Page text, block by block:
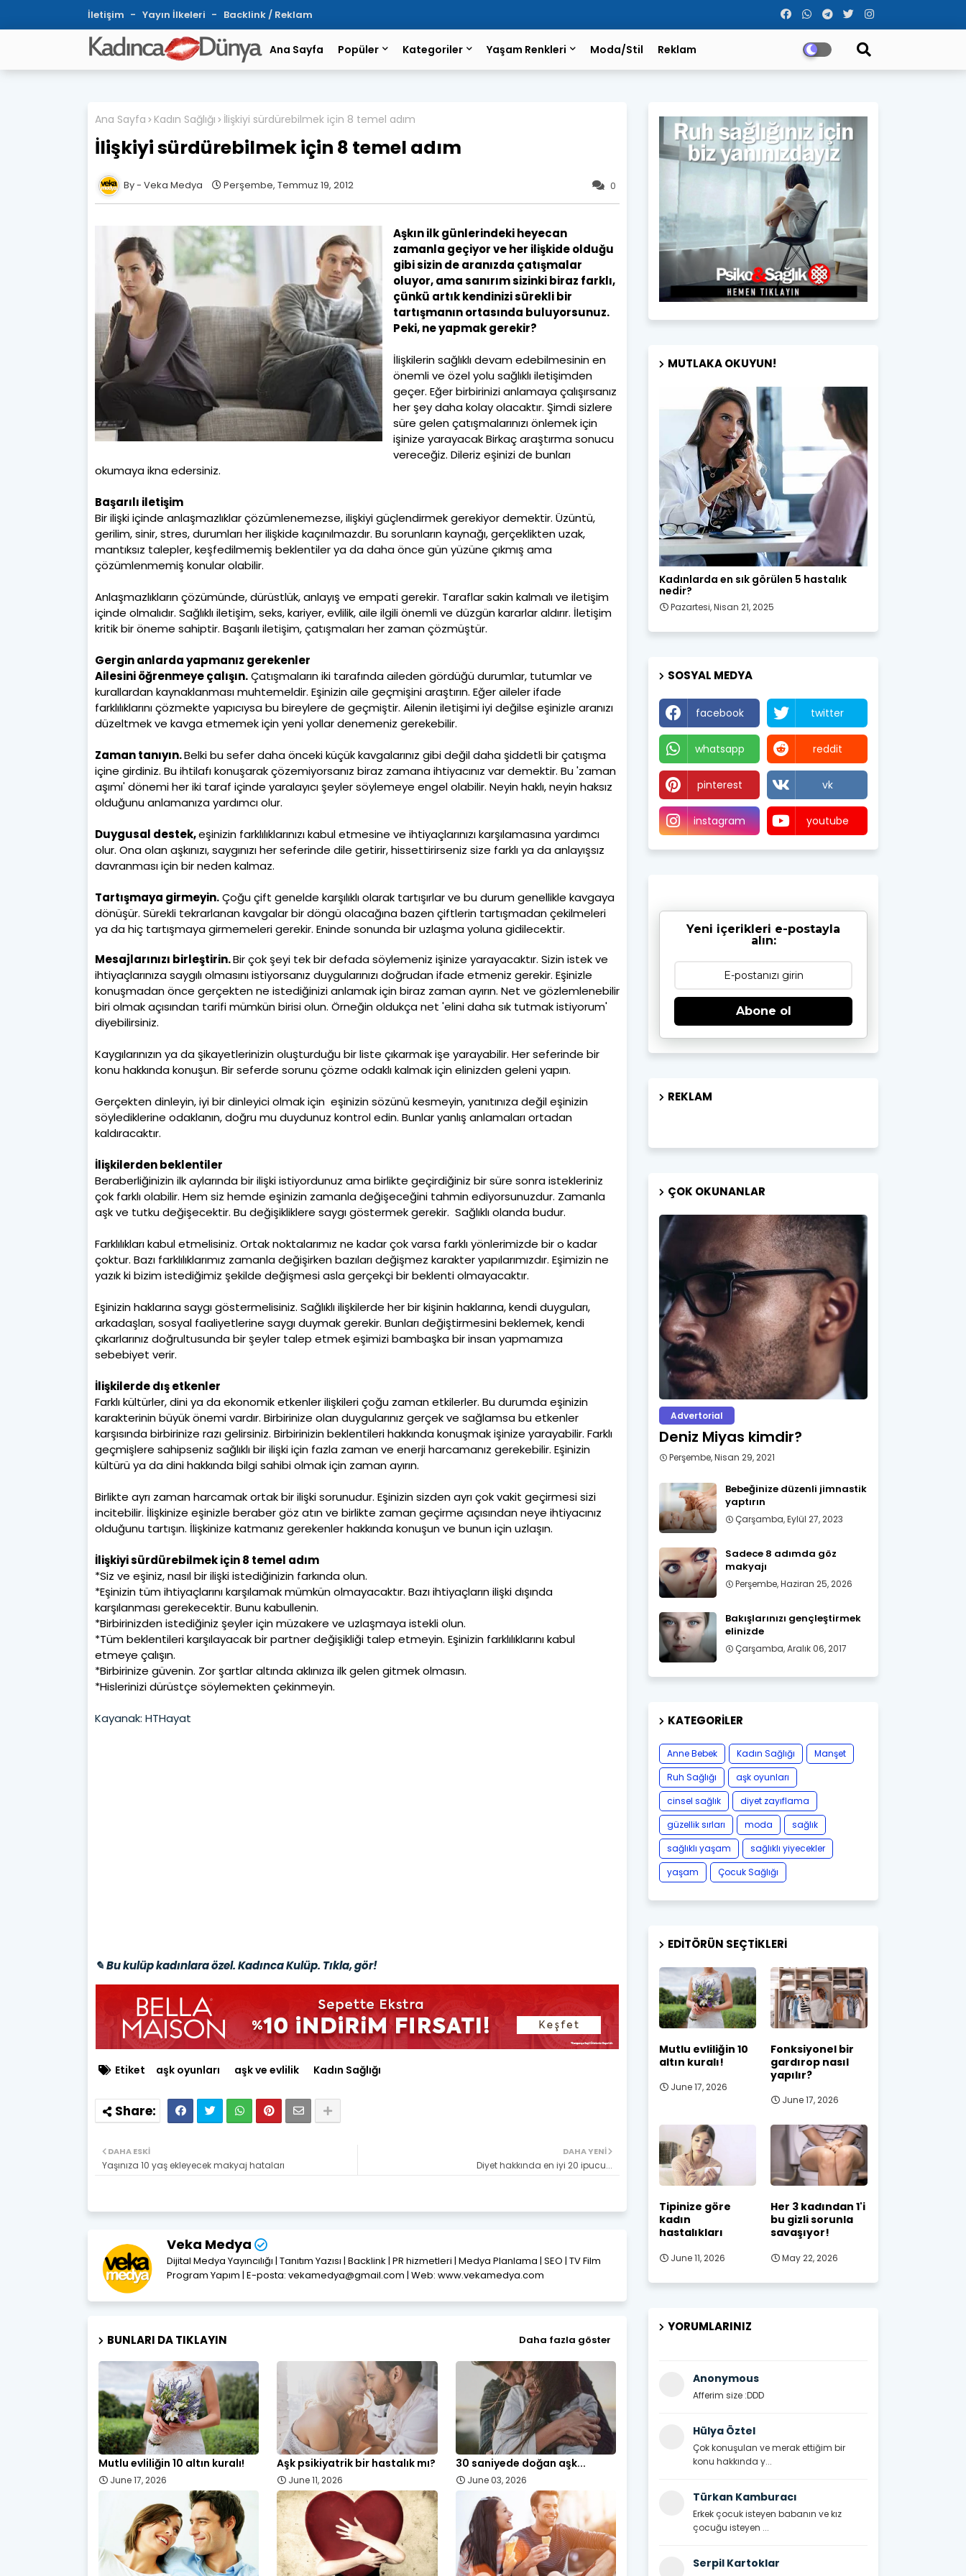
İletişim Yayın İlkeleri Backlink / Reklam
Ana Sayfa Popüler Kategoriler Yaşam Renkleri Moda/Stil Reklam
Ana Sayfa Kadın Sağlığı İlişkiyi sürdürebilmek için 8 temel adım
İlişkiyi sürdürebilmek için 8 temel adım
0
Veka Medya Perşembe, Temmuz 19, 2012
Aşkın ilk günlerindeki heyecan
zamanla geçiyor ve her ilişkide olduğu
gibi sizin de aranızda çatışmalar
oluyor, ama sanırım sizinki biraz farklı,
çünkü artık kendinizi sürekli bir
tartışmanın ortasında buluyorsunuz.
Peki, ne yapmak gerekir?
İlişkilerin sağlıklı devam edebilmesinin en
önemli ve özel yolu sağlıklı iletişimden
geçer. Eğer birbirinizi anlamaya çalışırsanız
her şey daha kolay olacaktır. Şimdi sizlere
süre gelen çatışmalarınızı önlemek için
işinize yarayacak Birkaç araştırma sonucu
vereceğiz. Dileriz eşinizi de bunları
okumaya ikna edersiniz.
Başarılı iletişim
Bir ilişki içinde anlaşmazlıklar çözümlenemezse, ilişkiyi güçlendirmek gerekiyor demektir. Üzüntü,
gerilim, sinir, stres, durumları her ilişkide kaçınılmazdır. Bu sorunların kaynağı, gerçeklikten uzak,
mantıksız talepler, keşfedilmemiş beklentiler ya da daha önce gün yüzüne çıkmış ama
çözümlenmemiş konular olabilir.
Anlaşmazlıkların çözümünde, dürüstlük, anlayış ve empati gerekir. Taraflar sakin kalmalı ve iletişim
içinde olmalıdır. Sağlıklı iletişim, seks, kariyer, evlilik, aile ilgili önemli ve düzgün kararlar aldırır. İletişim
kritik bir öneme sahiptir. Başarılı iletişim, çatışmaları her zaman çözmüştür.
Gergin anlarda yapmanız gerekenler
Ailesini öğrenmeye çalışın.Çatışmaların iki tarafında aileden gördüğü durumlar, tutumlar ve
kurallardan kaynaklanması muhtemeldir. Eşinizin aile geçmişini araştırın. Eğer aileler ifade
farklılıklarını çözmekte yapıcıysa bu bireylere de geçmiştir. Ailenin iletişimi iyi değilse eşinizle aranızı
düzeltmek ve kavga etmemek için yeni yollar denemeniz gerekebilir.
Zaman tanıyın.Belki bu sefer daha önceki küçük kavgalarınız gibi değil daha şiddetli bir çatışma
içine girdiniz. Bu ihtilafı konuşarak çözemiyorsanız biraz zamana ihtiyacınız var demektir. Bu 'zaman
aşımı' dönemi her iki taraf içinde yaralayıcı şeyler söylemeye engel olabilir. Neyin haklı, neyin haksız
olduğunu anlamanıza yardımcı olur.
Duygusal destek,eşinizin farklılıklarınızı kabul etmesine ve ihtiyaçlarınızı karşılamasına yardımcı
olur. Ona olan aşkınızı, saygınızı her seferinde dile getirir, hissettirirseniz size farklı ya da anlayışsız
davranması için bir neden kalmaz.
Tartışmaya girmeyin.Çoğu çift genelde karşılıklı olarak tartışırlar ve bu durum genellikle kavgaya
dönüşür. Sürekli tekrarlanan kavgalar bir döngü olacağına bazen çiftlerin tartışmadan çekilmeleri
ya da hiç tartışmaya girmemeleri gerekir. Eninde sonunda bir uzlaşma yoluna gidilecektir.
Mesajlarınızı birleştirin.Bir çok şeyi tek bir defada söylemeniz işinize yarayacaktır. Sizin istek ve
ihtiyaçlarınıza saygılı olmasını istiyorsanız duygularınızı doğrudan ifade etmeniz gerekir. Eşinizle
konuşmadan önce gerçekten ne istediğinizi anlamak için biraz zaman ayırın. Net ve gözlemlenebilir
biri olmak açısından tarifi mümkün birisi olun. Örneğin oldukça net 'elini daha sık tutmak istiyorum'
diyebilirsiniz.
Kaygılarınızın ya da şikayetlerinizin oluşturduğu bir liste çıkarmak işe yarayabilir. Her seferinde bir
konu hakkında konuşun. Bir seferde sorunu çözme odaklı kalmak için elinizden geleni yapın.
Gerçekten dinleyin, iyi bir dinleyici olmak için eşinizin sözünü kesmeyin, yanıtınıza değil eşinizin
söylediklerine odaklanın, doğru mu duydunuz kontrol edin. Bunlar yanlış anlamaları ortadan
kaldıracaktır.
İlişkilerden beklentiler
Beraberliğinizin ilk aylarında bir ilişki istiyordunuz ama birlikte geçirdiğiniz bir süre sonra istekleriniz
çok farklı olabilir. Hem siz hemde eşinizin zamanla değişeceğini tahmin ediyorsunuzdur. Zamanla
aşk ve tutku değişecektir. Bu değişikliklere saygı göstermek gerekir. Sağlıklı olanda budur.
Farklılıkları kabul etmelisiniz. Ortak noktalarımız ne kadar çok varsa farklı yönlerimizde bir o kadar
çoktur. Bazı farklılıklarımız zamanla değişirken bazıları değişmez karakter yapılarımızdır. Eşimizin ne
yazık ki bizim istediğimiz şekilde değişmesi asla gerçekçi bir beklenti olmayacaktır.
Eşinizin haklarına saygı göstermelisiniz. Sağlıklı ilişkilerde her bir kişinin haklarına, kendi duyguları,
arkadaşları, sosyal faaliyetlerine saygı duymak gerekir. Bunları değiştirmesini beklemek, kendi
çıkarlarınız doğrultusunda bir şeyler talep etmek eşimizi bambaşka bir insan yapmamıza
sebebiyet verir.
İlişkilerde dış etkenler
Farklı kültürler, dini ya da ekonomik etkenler ilişkileri çoğu zaman etkilerler. Bu durumda eşinizin
karakterinin büyük önemi vardır. Birbirinize olan duygularınız gerçek ve sağlamsa bu etkenler
karşısında birbirinize razı gelirsiniz. Birbirinizin beklentileri hakkında konuşmak işinize yarayabilir. Farklı
geçmişlere sahipseniz sağlıklı bir ilişki için fazla zaman ve enerji harcamanız gerekebilir. Eşinizin
kültürü ya da dini hakkında bilgi sahibi olmak için zaman ayırın.
Birlikte ayrı zaman harcamak ortak bir ilişki sorunudur. Eşinizin sizden ayrı çok vakit geçirmesi sizi
incitebilir. İlişkinize eşinizle beraber göz atın ve birlikte zaman geçirme açısından neye ihtiyacınız
olduğunu tartışın. İlişkinize katmanız gerekenler hakkında konuşun ve bunun için uzlaşın.
İlişkiyi sürdürebilmek için 8 temel adım
*Siz ve eşiniz, nasıl bir ilişki istediğinizin farkında olun.
*Eşinizin tüm ihtiyaçlarını karşılamak mümkün olmayacaktır. Bazı ihtiyaçların ilişki dışında
karşılanması gerekecektir. Bunu kabullenin.
*Birbirinizden istediğiniz şeyler için müzakere ve uzlaşmaya istekli olun.
*Tüm beklentileri karşılayacak bir partner değişikliği talep etmeyin. Eşinizin farklılıklarını kabul
etmeye çalışın.
*Birbirinize güvenin. Zor şartlar altında aklınıza ilk gelen gitmek olmasın.
*Hislerinizi dürüstçe söylemekten çekinmeyin.
Kayanak: HTHayat
✎ Bu kulüp kadınlara özel. Kadınca Kulüp. Tıkla, gör!
Etiket aşk oyunları aşk ve evlilik Kadın Sağlığı
DAHA YENI
Diyet hakkında en iyi 20 ipucu...
DAHA ESKI
Yaşınıza 10 yaş ekleyecek makyaj hataları
Veka Medya
Dijital Medya Yayıncılığı | Tanıtım Yazısı | Backlink | PR hizmetleri | Medya Planlama | SEO | TV Film
Program Yapım | E-posta: vekamedya@gmail.com | Web: www.vekamedya.com
BUNLARI DA TIKLAYIN Daha fazla göster
Mutlu evliliğin 10 altın kuralı!
June 17, 2026
Aşk psikiyatrik bir hastalık mı?
June 11, 2026
30 saniyede doğan aşk...
June 03, 2026
MUTLAKA OKUYUN!
Kadın Sağlığı
Kadınlarda en sık görülen 5 hastalık
nedir?
Pazartesi, Nisan 21, 2025
SOSYAL MEDYA
facebook twitter
whatsapp reddit
pinterest vk
instagram youtube
Yeni içerikleri e-postayla
alın:
Abone ol
REKLAM
ÇOK OKUNANLAR
Advertorial
Deniz Miyas kimdir?
Perşembe, Nisan 29, 2021
Bebeğinize düzenli jimnastik
yaptırın
Çarşamba, Eylül 27, 2023
Sadece 8 adımda göz
makyajı
Perşembe, Haziran 25, 2026
Bakışlarınızı gençleştirmek
elinizde
Çarşamba, Aralık 06, 2017
KATEGORILER
Anne Bebek Kadın Sağlığı
Manşet
Ruh Sağlığı
aşk oyunları
cinsel sağlık
diyet zayıflama
güzellik sırları
moda
sağlık
sağlıklı yaşam
sağlıklı yiyecekler
yaşam
Çocuk Sağlığı
EDITÖRÜN SEÇTIKLERI
Mutlu evliliğin 10
altın kuralı!
June 17, 2026
Fonksiyonel bir
gardırop nasıl
yapılır?
June 17, 2026
Tipinize göre
kadın
hastalıkları
June 11, 2026
Her 3 kadından 1'i
bu gizli sorunla
savaşıyor!
May 22, 2026
YORUMLARINIZ
Anonymous
Afferim size :DDD
Hülya Öztel
Çok konuşulan ve merak ettiğim bir
konu hakkında y...
Türkan Kamburacı
Erkek çocuk isteyen babanın ve kız
çocuğu isteyen ...
Serpil Kartoklar